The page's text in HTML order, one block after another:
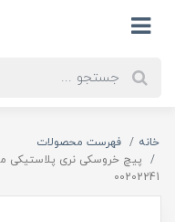
خانه
فهرست محصولات
00202241